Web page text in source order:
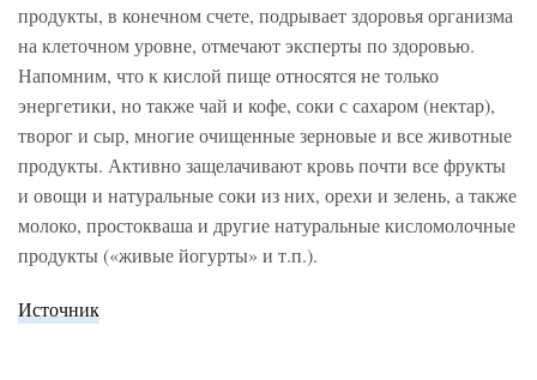
продукты, в конечном счете, подрывает здоровья организма
на клеточном уровне, отмечают эксперты по здоровью.
Напомним, что к кислой пище относятся не только
энергетики, но также чай и кофе, соки с сахаром (нектар),
творог и сыр, многие очищенные зерновые и все животные
продукты. Активно защелачивают кровь почти все фрукты
и овощи и натуральные соки из них, орехи и зелень, а также
молоко, простокваша и другие натуральные кисломолочные
продукты («живые йогурты» и т.п.).
Источник